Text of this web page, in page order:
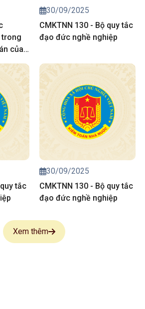
trong
của
30/09/2025
CMKTNN 130 - Bộ quy tắc
đạo đức nghề nghiệp
tắc
30/09/2025
CMKTNN 130 - Bộ quy tắc
đạo đức nghề nghiệp
Xem thêm